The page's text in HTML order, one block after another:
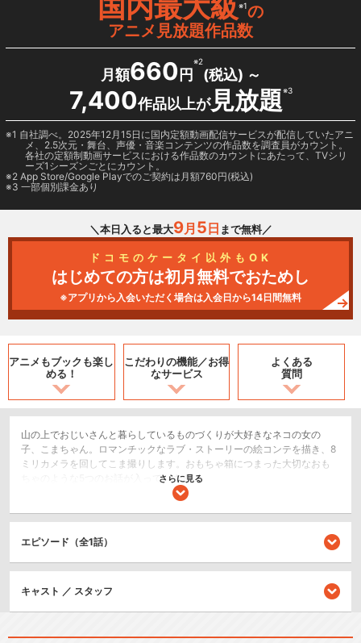
※1の
アニメ見放題作品数
月額660 円
※2
(税込) ～
7,400作品以上が見放題※3
1 自社調べ。2025年12月15日に国内定額動画配信サービスが配信していたアニ
メ、2.5次元・舞台、声優・音楽コンテンツの作品数を調査員がカウント。
各社の定額制動画サービスにおける作品数のカウントにあたって、TVシリ
ーズ1シーズンごとにカウント。
2 App Store/Google Playでのご契約は月額760円(税込)
3 一部個別課金あり
＼本日入ると最大9月 5 日 まで無料／
ドコモのケータイ以外もOK
はじめての方は初月無料でおためし
※アプリから入会いただく場合は入会日から14日間無料
アニメもブックも楽し
める！
こだわりの機能／お得
なサービス
よくある
質問
山の上でおじいさんと暮らしているものづくりが大好きなネコの女の
子、こまちゃん。ロマンチックなラブ・ストーリーの絵コンテを描き、8
ミリカメラを回してこま撮りします。おもちゃ箱につまった大切なおも
ちゃのような5つのお話が入っています。
ライブ/ラジオ/etc.
シリーズ／関連のアニメ作品
こまねこのクリスマス 迷子に
さらに見る
エピソード（全1話）
キャスト ／ スタッフ